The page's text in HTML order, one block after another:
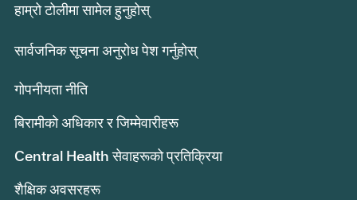
हाम्रो टोलीमा सामेल हुनुहोस्
सार्वजनिक सूचना अनुरोध पेश गर्नुहोस्
गोपनीयता नीति
बिरामीको अधिकार र जिम्मेवारीहरू
Central Health सेवाहरूको प्रतिक्रिया
शैक्षिक अवसरहरू